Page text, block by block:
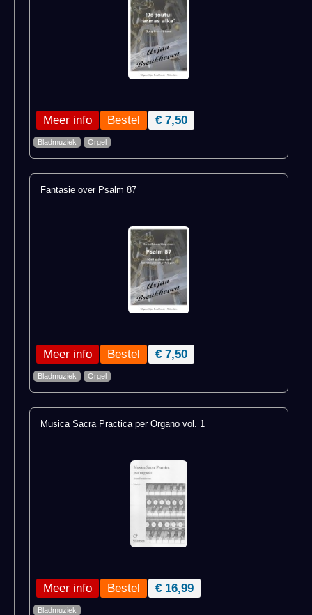
Meer info € 7,50
Bladmuziek Orgel
Fantasie over Psalm 87
Meer info € 7,50
Bladmuziek Orgel
Musica Sacra Practica per Organo vol. 1
Meer info € 16,99
Bladmuziek